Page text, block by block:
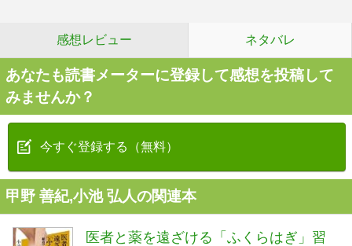
感想レビュー ネタバレ
あなたも読書メーターに登録して感想を投稿して
みませんか？
今すぐ登録する（無料）
甲野 善紀,小池 弘人の関連本
医者と薬を遠ざける「ふくらはぎ」習